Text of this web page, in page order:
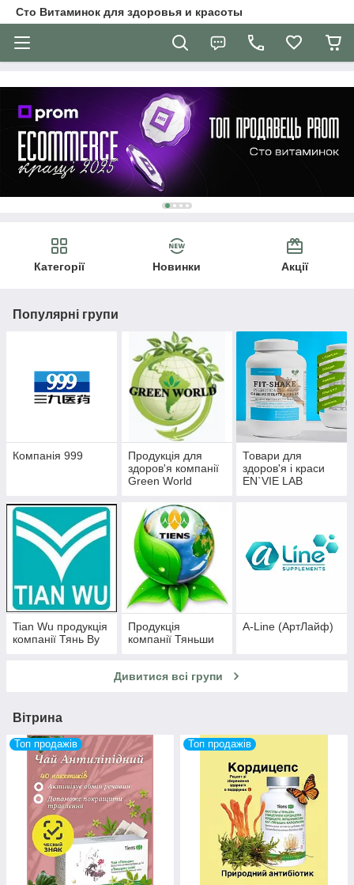
Сто Витаминок для здоровья и красоты
Категорії Новинки Акції
Популярні групи
Компанія 999
Продукція для
здоров'я компанії
Green World
Товари для
здоров'я і краси
EN`VIE LAB
Tian Wu продукція
компанії Тянь Ву
Продукція
компанії Тяньши
A-Line (АртЛайф)
Дивитися всі групи
Вітрина
Топ продажів Топ продажів